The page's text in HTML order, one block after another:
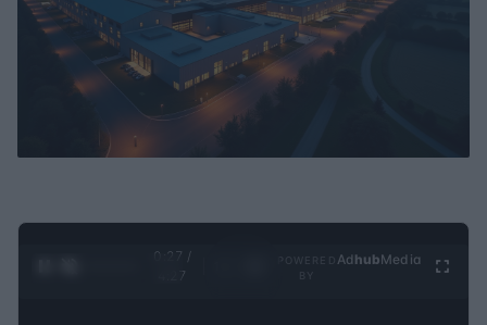
0:28 /
4:27
Ad hubMedia